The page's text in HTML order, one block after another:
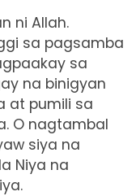
ni Allah.
sa pagsamba
sa
na binigyan
at pumili sa
O nagtambal
siya na
Niya na